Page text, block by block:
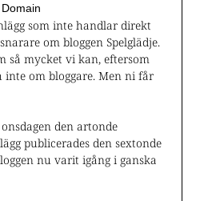
Domain
som inte handlar direkt
om bloggen Spelglädje.
så mycket vi kan, eftersom
om bloggare. Men ni får
den artonde
publicerades den sextonde
nu varit igång i ganska